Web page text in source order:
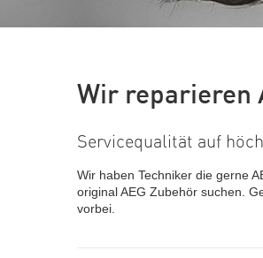
Wir reparieren
Servicequalität auf
Wir haben Techniker die gerne
original AEG Zubehör suchen.
vorbei.